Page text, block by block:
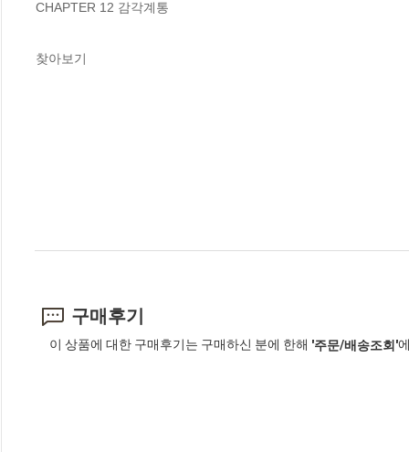
CHAPTER 12 감각계통
찾아보기
구매후기
이 상품에 대한 구매후기는 구매하신 분에 한해 '주문/배송조회'